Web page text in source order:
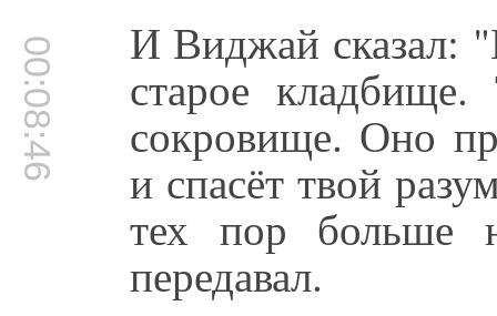
00:08:46 И Виджай сказал:
старое
сокровище. Оно
и спасёт твой
тех пор больше
передавал.